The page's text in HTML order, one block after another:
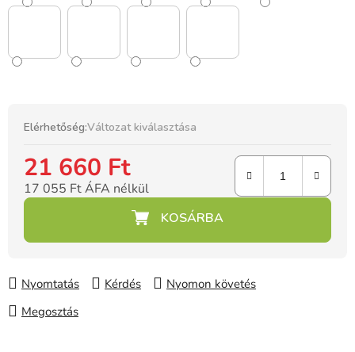
Elérhetőség:Változat kiválasztása
21 660 Ft
17 055 Ft ÁFA nélkül
Egységár:
Nyomtatás Kérdés
Nyomon követés
Megosztás